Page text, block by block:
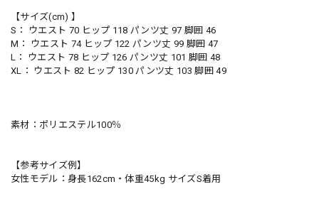
【サイズ(cm) 】
S： ウエスト 70 ヒップ 118 パンツ丈 97 脚囲 46
M： ウエスト 74 ヒップ 122 パンツ丈 99 脚囲 47
L： ウエスト 78 ヒップ 126 パンツ丈 101 脚囲 48
XL： ウエスト 82 ヒップ 130 パンツ丈 103 脚囲 49
素材：ポリエステル100％
【参考サイズ例】
女性モデル：身長162cm・体重45kg サイズS着用